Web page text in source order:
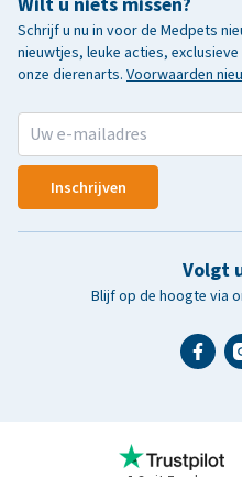
Schrijf u nu in voor de Medpets
nieuwtjes, leuke acties,
onze dierenarts. Voorwaarden
Inschrijven
Volgt
Blijf op de hoogte via